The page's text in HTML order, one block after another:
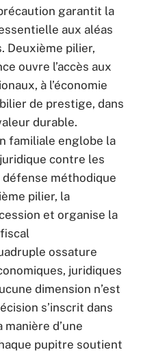
garantit la
aux aléas
Deuxième pilier,
ouvre l’accès aux
à l’économie
de prestige, dans
durable.
familiale englobe la
contre les
méthodique
pilier, la
et organise la
ossature
juridiques
dimension n’est
s’inscrit dans
manière d’une
pupitre soutient